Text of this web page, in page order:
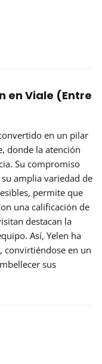
en Viale (Entre
en un pilar
donde la atención
Su compromiso
amplia variedad de
permite que
una calificación de
destacan la
Así, Yelen ha
convirtiéndose en un
sus